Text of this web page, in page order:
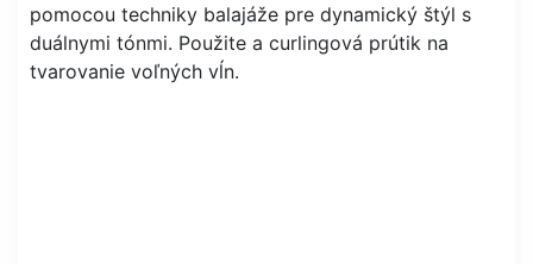
pomocou techniky balajáže pre dynamický štýl s
duálnymi tónmi. Použite a curlingová prútik na
tvarovanie voľných vĺn.